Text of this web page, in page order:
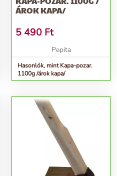
ÁROK KAPA/
5 490 Ft
Pepita
Hasonlók, mint Kapa-pozar.
1100g /árok kapa/